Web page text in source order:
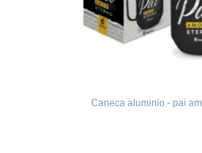
Caneca aluminio - pai